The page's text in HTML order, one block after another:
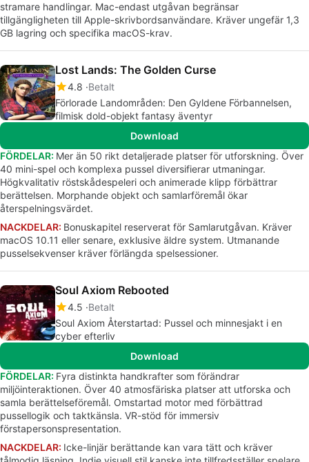
stramare handlingar. Mac-endast utgåvan begränsar
tillgängligheten till Apple-skrivbordsanvändare. Kräver ungefär 1,3
GB lagring och specifika macOS-krav.
Lost Lands: The Golden Curse
4.8 Betalt
Förlorade Landområden: Den Gyldene Förbannelsen,
filmisk dold-objekt fantasy äventyr
Download
FÖRDELAR: Mer än 50 rikt detaljerade platser för utforskning. Över
40 mini-spel och komplexa pussel diversifierar utmaningar.
Högkvalitativ röstskådespeleri och animerade klipp förbättrar
berättelsen. Morphande objekt och samlarföremål ökar
återspelningsvärdet.
NACKDELAR: Bonuskapitel reserverat för Samlarutgåvan. Kräver
macOS 10.11 eller senare, exklusive äldre system. Utmanande
pusselsekvenser kräver förlängda spelsessioner.
Soul Axiom Rebooted
4.5 Betalt
Soul Axiom Återstartad: Pussel och minnesjakt i en
cyber efterliv
Download
FÖRDELAR: Fyra distinkta handkrafter som förändrar
miljöinteraktionen. Över 40 atmosfäriska platser att utforska och
samla berättelseföremål. Omstartad motor med förbättrad
pussellogik och taktkänsla. VR-stöd för immersiv
förstapersonspresentation.
NACKDELAR: Icke-linjär berättande kan vara tätt och kräver